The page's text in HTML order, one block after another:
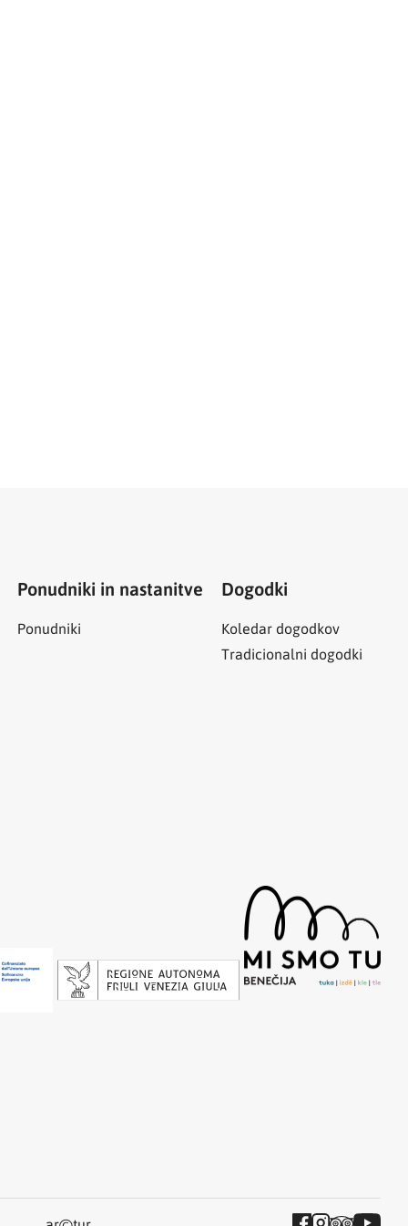
Ponudniki in nastanitve
Ponudniki
Dogodki
Koledar dogodkov
Tradicionalni dogodki